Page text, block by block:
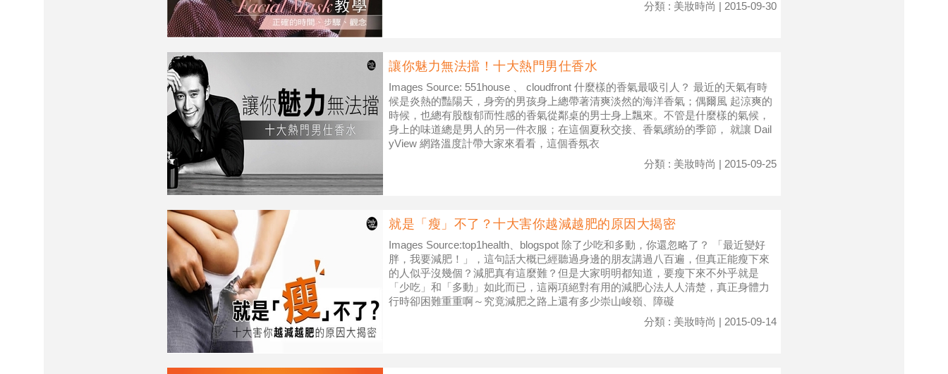
分類 : 美妝時尚 | 2015-09-30
讓你魅力無法擋！十大熱門男仕香水
Images Source: 551house 、 cloudfront 什麼樣的香氣最吸引人？ 最近的天氣有時
候是炎熱的豔陽天，身旁的男孩身上總帶著清爽淡然的海洋香氣；偶爾風 起涼爽的
時候，也總有股馥郁而性感的香氣從鄰桌的男士身上飄來。不管是什麼樣的氣候，
身上的味道總是男人的另一件衣服；在這個夏秋交接、香氣繽紛的季節， 就讓 Dail
yView 網路溫度計帶大家來看看，這個香氛衣
分類 : 美妝時尚 | 2015-09-25
就是「瘦」不了？十大害你越減越肥的原因大揭密
Images Source:top1health、blogspot 除了少吃和多動，你還忽略了？ 「最近變好
胖，我要減肥！」，這句話大概已經聽過身邊的朋友講過八百遍，但真正能瘦下來
的人似乎沒幾個？減肥真有這麼難？但是大家明明都知道，要瘦下來不外乎就是
「少吃」和「多動」如此而已，這兩項絕對有用的減肥心法人人清楚，真正身體力
行時卻困難重重啊～究竟減肥之路上還有多少崇山峻嶺、障礙
分類 : 美妝時尚 | 2015-09-14